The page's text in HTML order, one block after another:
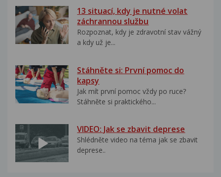
13 situací, kdy je nutné volat
záchrannou službu
Rozpoznat, kdy je zdravotní stav vážný
a kdy už je...
Stáhněte si: První pomoc do
kapsy
Jak mít první pomoc vždy po ruce?
Stáhněte si praktického...
VIDEO: Jak se zbavit deprese
Shlédněte video na téma jak se zbavit
deprese..